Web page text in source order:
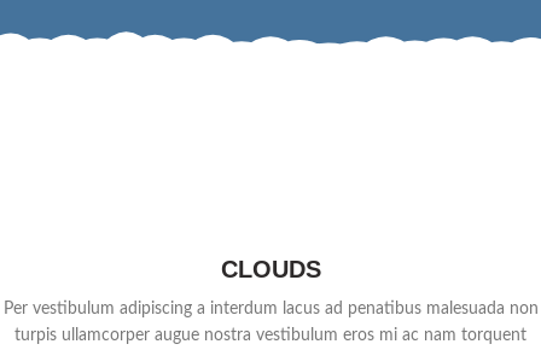
CLOUDS
Per vestibulum adipiscing a interdum lacus ad penatibus malesuada non
turpis ullamcorper augue nostra vestibulum eros mi ac nam torquent